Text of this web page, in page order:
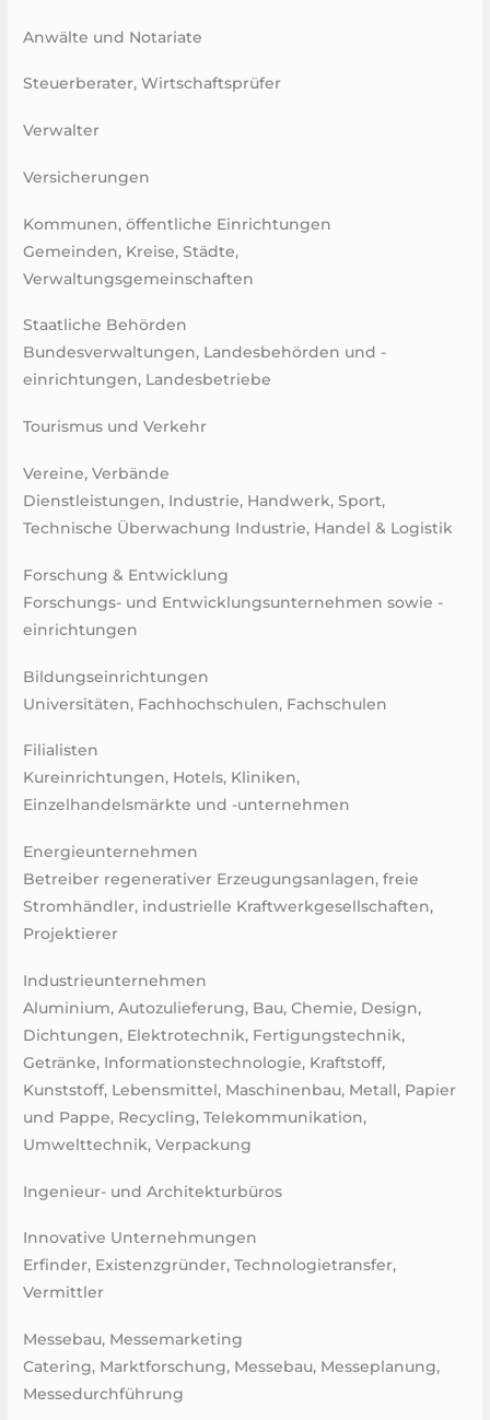
Anwälte und Notariate
Steuerberater, Wirtschaftsprüfer​
Verwalter
Versicherungen
Kommunen, öffentliche Einrichtungen
Gemeinden, Kreise, Städte,
Verwaltungsgemeinschaften
Staatliche Behörden
Bundesverwaltungen, Landesbehörden und -
einrichtungen, Landesbetriebe
Tourismus und Verkehr
Vereine, Verbände
Dienstleistungen, Industrie, Handwerk, Sport,
Technische Überwachung Industrie, Handel & Logistik
Forschung & Entwicklung
Forschungs- und Entwicklungsunternehmen sowie -
einrichtungen
Bildungseinrichtungen
Universitäten, Fachhochschulen, Fachschulen
Filialisten
Kureinrichtungen, Hotels, Kliniken,
Einzelhandelsmärkte und -unternehmen
Energieunternehmen
Betreiber regenerativer Erzeugungsanlagen, freie
Stromhändler, industrielle Kraftwerkgesellschaften,
Projektierer
Industrieunternehmen
Aluminium, Autozulieferung, Bau, Chemie, Design,
Dichtungen, Elektrotechnik, Fertigungstechnik,
Getränke, Informationstechnologie, Kraftstoff,
Kunststoff, Lebensmittel, Maschinenbau, Metall, Papier
und Pappe, Recycling, Telekommunikation,
Umwelttechnik, Verpackung
Ingenieur- und Architekturbüros
Innovative Unternehmungen
Erfinder, Existenzgründer, Technologietransfer,
Vermittler
Messebau, Messemarketing
Catering, Marktforschung, Messebau, Messeplanung,
Messedurchführung